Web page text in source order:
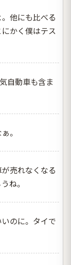
他にも比べる
かく僕はテス
自動車も含ま
。
売れなくなる
ね。
のに。タイで